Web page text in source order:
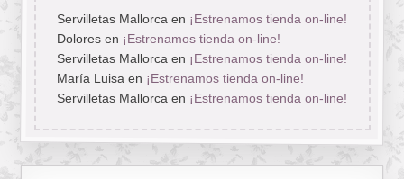
Servilletas Mallorcaen ¡Estrenamos tienda on-line!
Doloresen ¡Estrenamos tienda on-line!
Servilletas Mallorcaen ¡Estrenamos tienda on-line!
María Luisaen ¡Estrenamos tienda on-line!
Servilletas Mallorcaen ¡Estrenamos tienda on-line!